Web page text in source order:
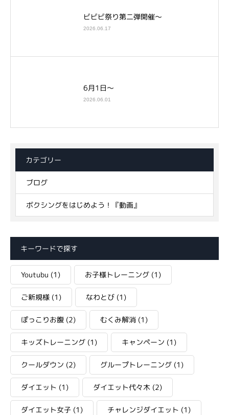
ビビビ祭り第二弾開催～
2026.06.17
6月1日～
2026.06.01
カテゴリー
ブログ
ボクシングをはじめよう！『動画』
キーワードで探す
Youtubu (1) お子様トレーニング (1)
ご新規様 (1) なわとび (1)
ぽっこりお腹 (2) むくみ解消 (1)
キッズトレーニング (1) キャンペーン (1)
クールダウン (2) グループトレーニング (1)
ダイエット (1) ダイエット代々木 (2)
ダイエット女子 (1) チャレンジダイエット (1)